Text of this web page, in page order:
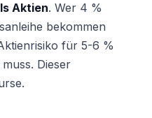
Aktien. Wer 4 %
bekommen
für 5-6 %
Dieser